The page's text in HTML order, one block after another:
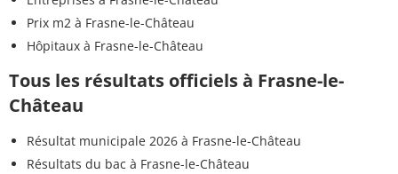
Prix m2 à Frasne-le-Château
Hôpitaux à Frasne-le-Château
Tous les résultats officiels à Frasne-le-
Château
Résultat municipale 2026 à Frasne-le-Château
Résultats du bac à Frasne-le-Château